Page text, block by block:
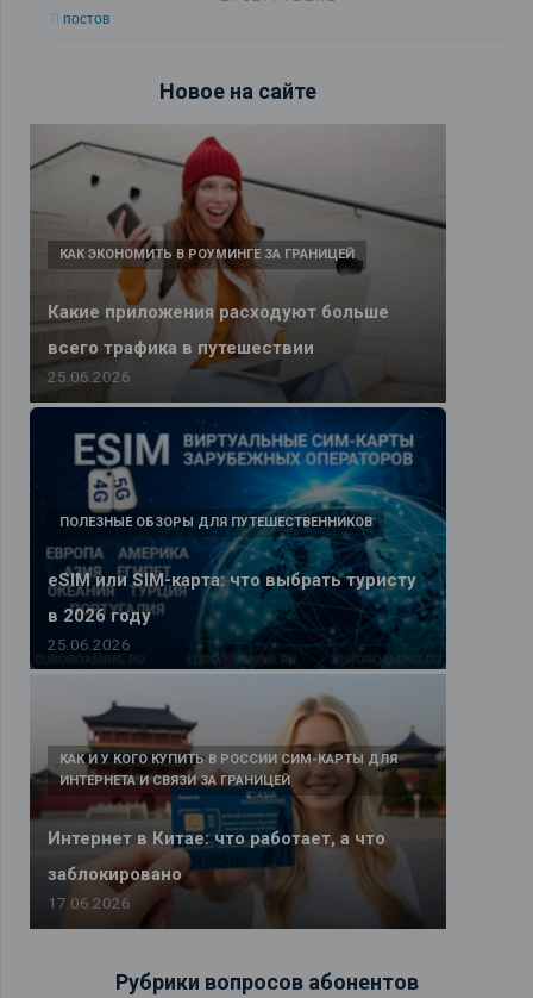
11 постов
Новое на сайте
Какие приложения расходуют больше
всего трафика в путешествии
КАК ЭКОНОМИТЬ В РОУМИНГЕ ЗА ГРАНИЦЕЙ
25.06.2026
eSIM или SIM-карта: что выбрать туристу
в 2026 году
ПОЛЕЗНЫЕ ОБЗОРЫ ДЛЯ ПУТЕШЕСТВЕННИКОВ
25.06.2026
Интернет в Китае: что работает, а что
заблокировано
КАК И У КОГО КУПИТЬ В РОССИИ СИМ-КАРТЫ ДЛЯ
ИНТЕРНЕТА И СВЯЗИ ЗА ГРАНИЦЕЙ
17.06.2026
Рубрики вопросов абонентов